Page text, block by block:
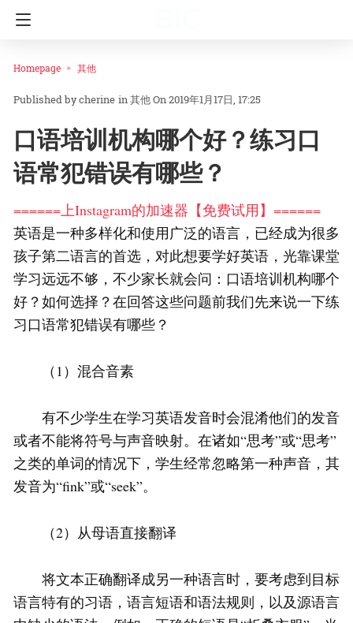
Homepage 其他
cherine in其他On 2019年1月17日, 17:25
口语培训机构哪个好？练习口
语常犯错误有哪些？
======上Instagram的加速器【免费试用】======
英语是一种多样化和使用广泛的语言，已经成为很多
孩子第二语言的首选，对此想要学好英语，光靠课堂
学习远远不够，不少家长就会问：口语培训机构哪个
好？如何选择？在回答这些问题前我们先来说一下练
习口语常犯错误有哪些？
（1）混合音素
有不少学生在学习英语发音时会混淆他们的发音
或者不能将符号与声音映射。在诸如“思考”或“思考”
之类的单词的情况下，学生经常忽略第一种声音，其
发音为“fink”或“seek”。
（2）从母语直接翻译
将文本正确翻译成另一种语言时，要考虑到目标
语言特有的习语，语言短语和语法规则，以及源语言